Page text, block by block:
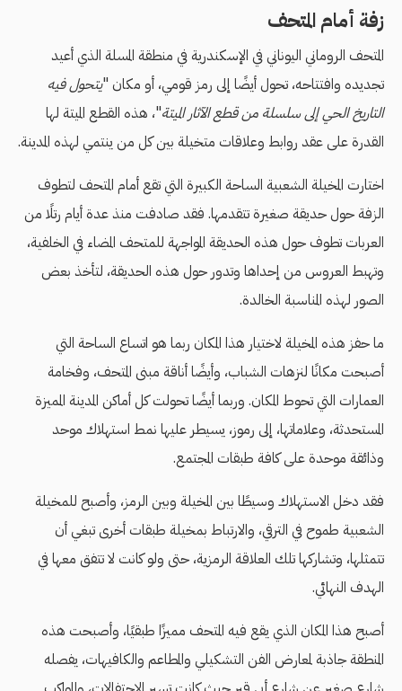
زفة أمام المتحف
المتحف الروماني اليوناني في الإسكندرية في منطقة المسلة الذي أعيد
تجديده وافتتاحه، تحول أيضًا إلى رمز قومي، أو مكان "يتحول فيه
التاريخ الحي إلى سلسلة من قطع الآثار الميتة"، هذه القطع الميتة لها
القدرة على عقد روابط وعلاقات متخيلة بين كل من ينتمي لهذه المدينة.
اختارت المخيلة الشعبية الساحة الكبيرة التي تقع أمام المتحف لتطوف
الزفة حول حديقة صغيرة تتقدمها. فقد صادفت منذ عدة أيام رتلًا من
العربات تطوف حول هذه الحديقة المواجهة للمتحف المضاء في الخلفية،
وتهبط العروس من إحداها وتدور حول هذه الحديقة، لتأخذ بعض
الصور لهذه المناسبة الخالدة.
ما حفز هذه المخيلة لاختيار هذا المكان ربما هو اتساع الساحة التي
أصبحت مكانًا لنزهات الشباب، وأيضًا أناقة مبنى المتحف، وفخامة
العمارات التي تحوط المكان. وربما أيضًا تحولت كل أماكن المدينة المميزة
المستحدثة، وعلاماتها، إلى رموز، يسيطر عليها نمط استهلاك موحد
وذائقة موحدة على كافة طبقات المجتمع.
فقد دخل الاستهلاك وسيطًا بين المخيلة وبين الرمز، وأصبح للمخيلة
الشعبية طموح في الترقي، والارتباط بمخيلة طبقات أخرى تبغي أن
تتمثلها، وتشاركها تلك العلاقة الرمزية، حتى ولو كانت لا تتفق معها في
الهدف النهائي.
أصبح هذا المكان الذي يقع فيه المتحف مميزًا طبقيًا، وأصبحت هذه
المنطقة جاذبة لمعارض الفن التشكيلي والمطاعم والكافيهات، يفصله